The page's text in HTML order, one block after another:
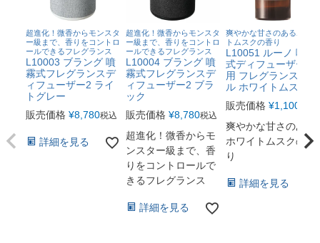
超進化！微香からモンスタ
ー級まで、香りをコントロ
ールできるフレグランス
L10003 ブラング 噴
霧式フレグランスデ
ィフューザー2 ライ
トグレー
販売価格 ¥8,780税込
詳細を見る
超進化！微香からモンスタ
ー級まで、香りをコントロ
ールできるフレグランス
L10004 ブラング 噴
霧式フレグランスデ
ィフューザー2 ブラ
ック
販売価格 ¥8,780税込
超進化！微香からモ
ンスター級まで、香
りをコントロールで
きるフレグランス
詳細を見る
爽やかな甘さのあるホワイ
トムスクの香り
L10051 ルーノ 噴霧
式ディフューザー専
用 フレグランスオイ
ル ホワイトムスクN.
販売価格 ¥1,100
爽やかな甘さのある
ホワイトムスクの香
り
詳細を見る